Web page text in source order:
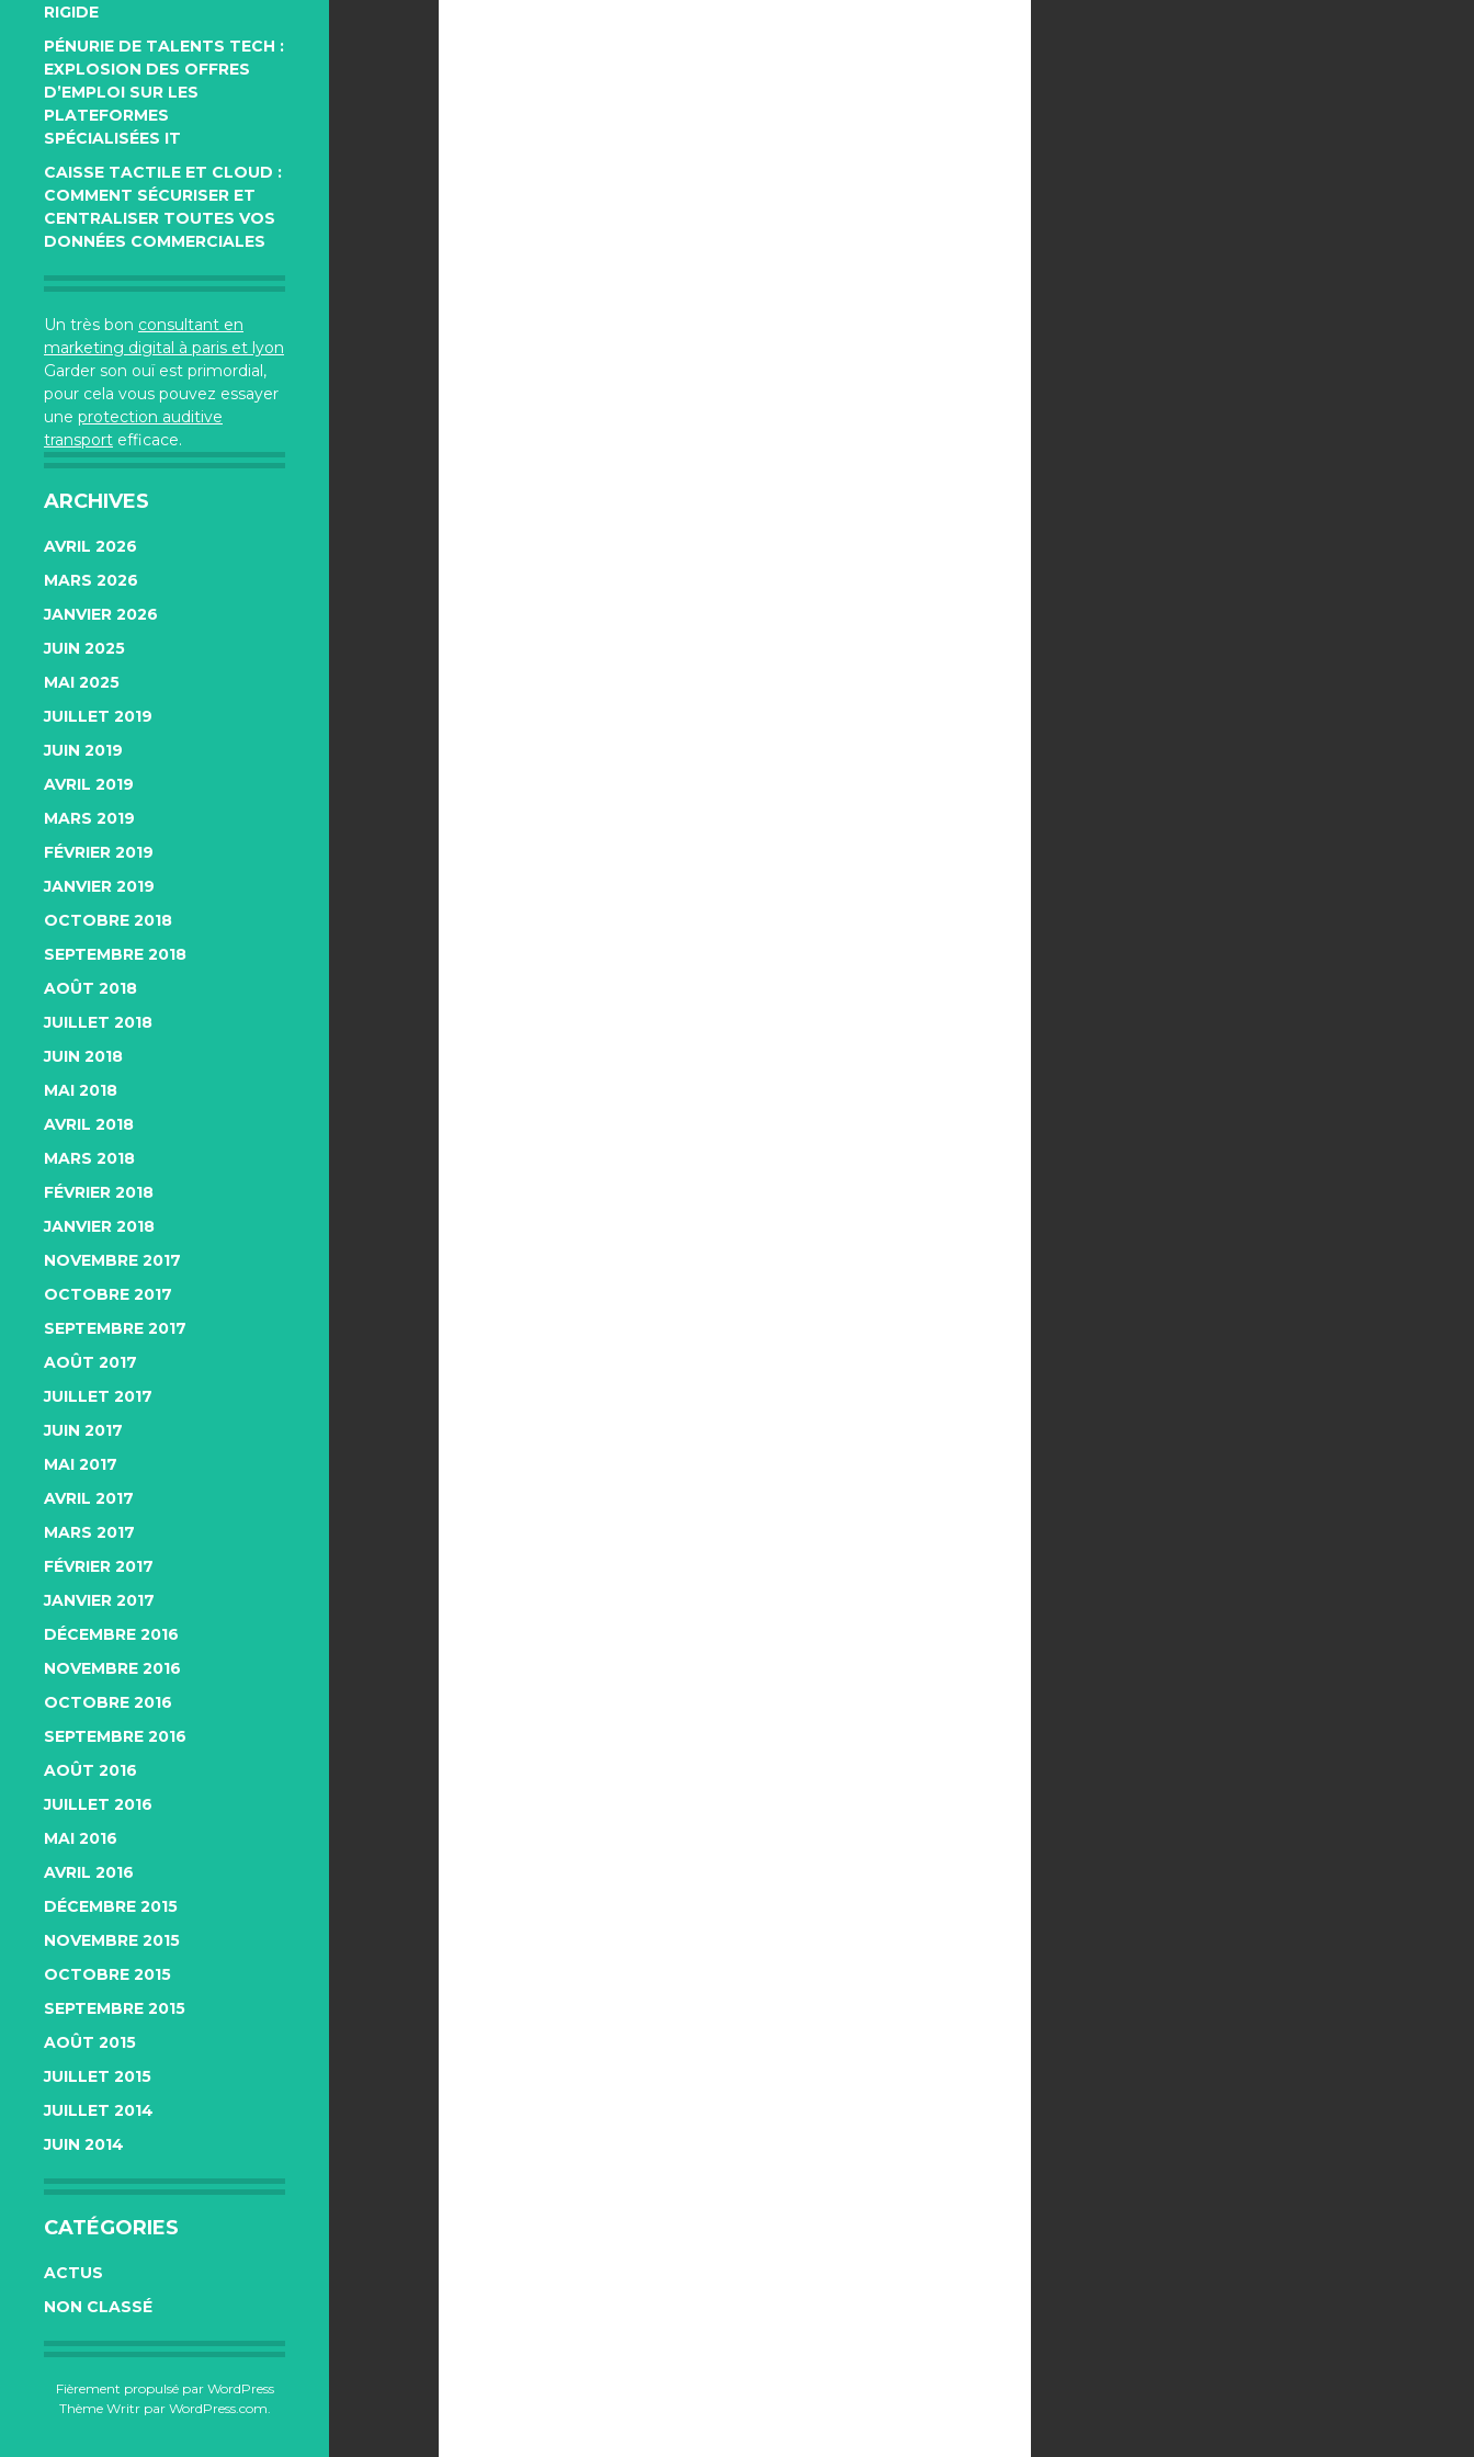
RIGIDE
PÉNURIE DE TALENTS TECH :
EXPLOSION DES OFFRES
D’EMPLOI SUR LES
PLATEFORMES
SPÉCIALISÉES IT
CAISSE TACTILE ET CLOUD :
COMMENT SÉCURISER ET
CENTRALISER TOUTES VOS
DONNÉES COMMERCIALES
Un très bon consultant en
marketing digital à paris et lyon
Garder son ouï est primordial,
pour cela vous pouvez essayer
une protection auditive
transport efficace.
ARCHIVES
AVRIL 2026
MARS 2026
JANVIER 2026
JUIN 2025
MAI 2025
JUILLET 2019
JUIN 2019
AVRIL 2019
MARS 2019
FÉVRIER 2019
JANVIER 2019
OCTOBRE 2018
SEPTEMBRE 2018
AOÛT 2018
JUILLET 2018
JUIN 2018
MAI 2018
AVRIL 2018
MARS 2018
FÉVRIER 2018
JANVIER 2018
NOVEMBRE 2017
OCTOBRE 2017
SEPTEMBRE 2017
AOÛT 2017
JUILLET 2017
JUIN 2017
MAI 2017
AVRIL 2017
MARS 2017
FÉVRIER 2017
JANVIER 2017
DÉCEMBRE 2016
NOVEMBRE 2016
OCTOBRE 2016
SEPTEMBRE 2016
AOÛT 2016
JUILLET 2016
MAI 2016
AVRIL 2016
DÉCEMBRE 2015
NOVEMBRE 2015
OCTOBRE 2015
SEPTEMBRE 2015
AOÛT 2015
JUILLET 2015
JUILLET 2014
JUIN 2014
CATÉGORIES
ACTUS
NON CLASSÉ
Fièrement propulsé par WordPress
Thème Writr par WordPress.com.